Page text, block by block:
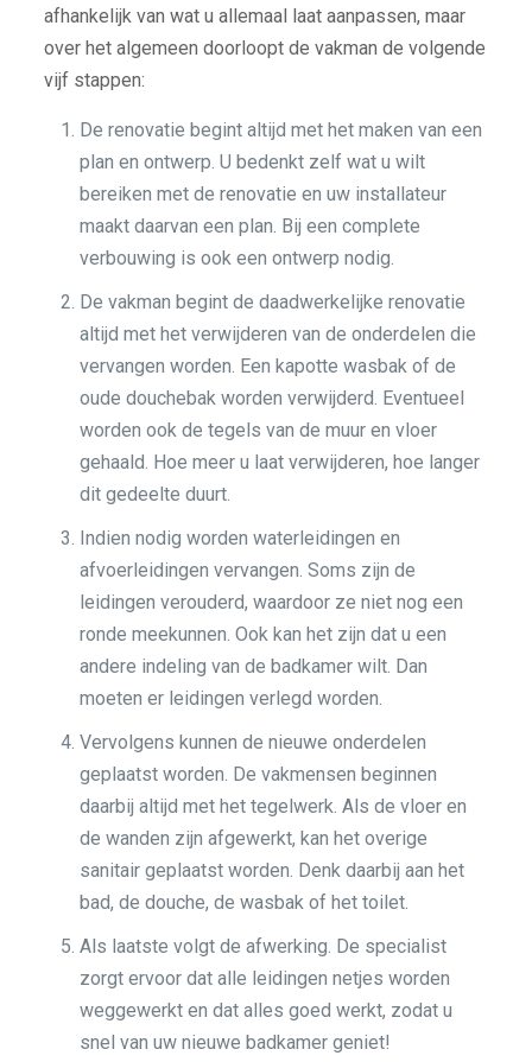
afhankelijk van wat u allemaal laat aanpassen, maar
over het algemeen doorloopt de vakman de volgende
vijf stappen:
De renovatie begint altijd met het maken van een
plan en ontwerp. U bedenkt zelf wat u wilt
bereiken met de renovatie en uw installateur
maakt daarvan een plan. Bij een complete
verbouwing is ook een ontwerp nodig.
De vakman begint de daadwerkelijke renovatie
altijd met het verwijderen van de onderdelen die
vervangen worden. Een kapotte wasbak of de
oude douchebak worden verwijderd. Eventueel
worden ook de tegels van de muur en vloer
gehaald. Hoe meer u laat verwijderen, hoe langer
dit gedeelte duurt.
Indien nodig worden waterleidingen en
afvoerleidingen vervangen. Soms zijn de
leidingen verouderd, waardoor ze niet nog een
ronde meekunnen. Ook kan het zijn dat u een
andere indeling van de badkamer wilt. Dan
moeten er leidingen verlegd worden.
Vervolgens kunnen de nieuwe onderdelen
geplaatst worden. De vakmensen beginnen
daarbij altijd met het tegelwerk. Als de vloer en
de wanden zijn afgewerkt, kan het overige
sanitair geplaatst worden. Denk daarbij aan het
bad, de douche, de wasbak of het toilet.
Als laatste volgt de afwerking. De specialist
zorgt ervoor dat alle leidingen netjes worden
weggewerkt en dat alles goed werkt, zodat u
snel van uw nieuwe badkamer geniet!